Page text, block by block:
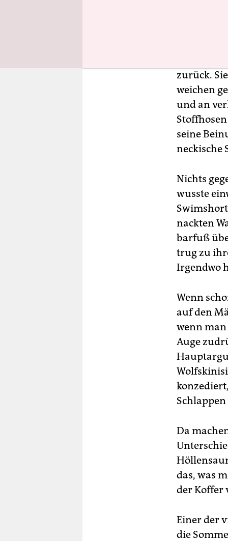
zurück.
weichen
und an
seine
neckische
Nichts
wusste
nackten
barfuß
trug zu
Irgendwo
Wenn
auf den
wenn
Auge
Da
das, was
der Koffer
Einer der
die